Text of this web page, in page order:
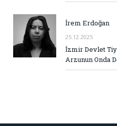
İrem Erdoğan
25.12.2025
İzmir Devlet
Arzunun Onda